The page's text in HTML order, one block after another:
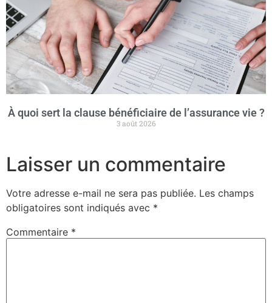
À quoi sert la clause bénéficiaire de l’assurance vie ?
3 août 2026
Laisser un commentaire
Votre adresse e-mail ne sera pas publiée. Les champs
obligatoires sont indiqués avec *
Commentaire *